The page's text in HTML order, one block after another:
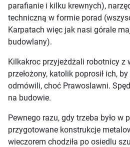
parafianie i kilku krewnych),
techniczną w formie porad
Karpatach więc jak nasi górale
budowlany).
Kilkakroc przyjeżdżali robotnicy z
przełożony, katolik poprosił ich,
odmówili, choć Prawoslawni.
na budowie.
Pewnego razu, gdy trzeba było w
przygotowane konstrukcje
wieczorem chodziła po osiedlu